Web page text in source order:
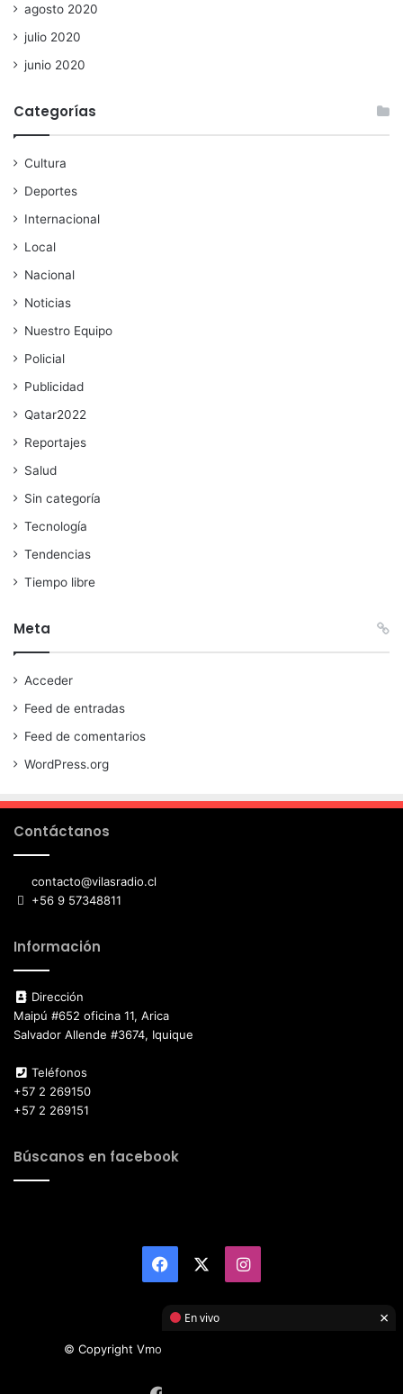
agosto 2020
julio 2020
junio 2020
Categorías
Cultura
Deportes
Internacional
Local
Nacional
Noticias
Nuestro Equipo
Policial
Publicidad
Qatar2022
Reportajes
Salud
Sin categoría
Tecnología
Tendencias
Tiempo libre
Meta
Acceder
Feed de entradas
Feed de comentarios
WordPress.org
Contáctanos
contacto@vilasradio.cl
+56 9 57348811
Información
Dirección
Maipú #652 oficina 11, Arica
Salvador Allende #3674, Iquique
Teléfonos
+57 2 269150
+57 2 269151
Búscanos en facebook
Facebook Instagram
© Copyright Vmotor TI 2026, All Rights Reserved
En vivo ×